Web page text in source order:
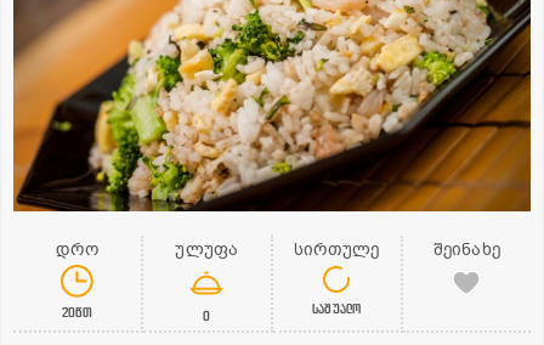
დრო
20წთ
ულუფა
0
სირთულე
საშუალო
შეინახე